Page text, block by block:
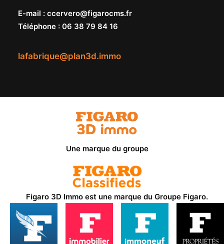
lafabrique@plan3d.immo
E-mail : ccervero@figarocms.fr
Téléphone : 06 38 79 84 16
Une marque du groupe
Figaro 3D Immo est une marque du Groupe Figaro.